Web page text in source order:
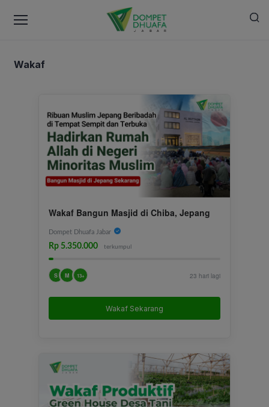
Wakaf
Wakaf Bangun Masjid di Chiba, Jepang
Dompet Dhuafa Jabar
Rp 5.350.000 terkumpul
S M 13+ 23 hari lagi
Wakaf Sekarang